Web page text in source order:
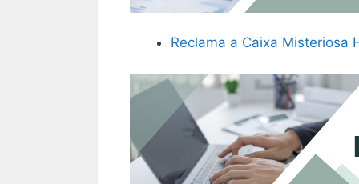
Reclama a Caixa Misteriosa